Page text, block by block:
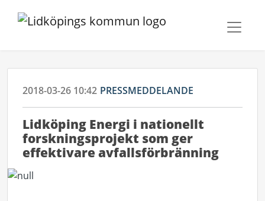
2018-03-26 10:42 PRESSMEDDELANDE
Lidköping Energi i nationellt
forskningsprojekt som ger
effektivare avfallsförbränning